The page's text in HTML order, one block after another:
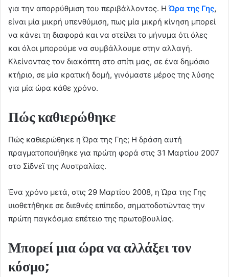
για την απορρύθμιση του περιβάλλοντος. Η Ώρα της Γης,
είναι μία μικρή υπενθύμιση, πως μία μικρή κίνηση μπορεί
να κάνει τη διαφορά και να στείλει το μήνυμα ότι όλες
και όλοι μπορούμε να συμβάλλουμε στην αλλαγή.
Κλείνοντας τον διακόπτη στο σπίτι μας, σε ένα δημόσιο
κτήριο, σε μία κρατική δομή, γινόμαστε μέρος της λύσης
για μία ώρα κάθε χρόνο.
Πώς καθιερώθηκε
Πώς καθιερώθηκε η Ώρα της Γης; Η δράση αυτή
πραγματοποιήθηκε για πρώτη φορά στις 31 Μαρτίου 2007
στο Σίδνεϊ της Αυστραλίας.
Ένα χρόνο μετά, στις 29 Μαρτίου 2008, η Ώρα της Γης
υιοθετήθηκε σε διεθνές επίπεδο, σηματοδοτώντας την
πρώτη παγκόσμια επέτειο της πρωτοβουλίας.
Μπορεί μια ώρα να αλλάξει τον
κόσμο;